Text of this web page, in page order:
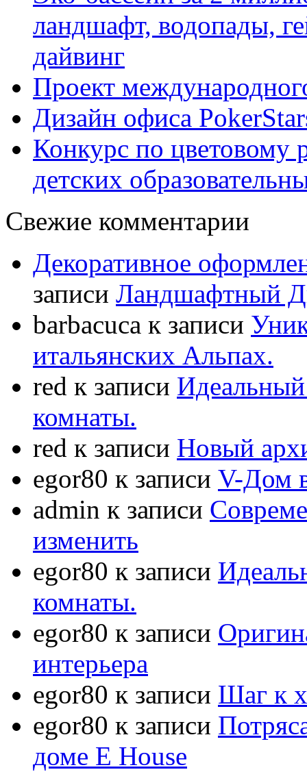
ландшафт, водопады,
дайвинг
Проект
Дизайн офиса
Конкурс по цветовому
детских
Свежие комментарии
Декоративное
записи Ландшафтный
barbacuca к записи
итальянских Альпах.
red к записи Идеальный
комнаты.
red к записи Новый
egor80 к записи V-Дом
admin к записи
изменить
egor80 к записи
комнаты.
egor80 к записи
интерьера
egor80 к записи Шаг к
egor80 к записи
доме E House